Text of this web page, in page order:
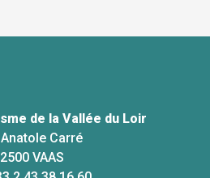
de la Vallée du Loir
Carré
VAAS